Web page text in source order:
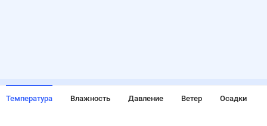
Температура Влажность Давление Ветер Осадки